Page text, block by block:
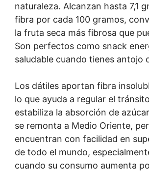
naturaleza. Alcanzan hasta 7,1
fibra por cada 100 gramos,
la fruta seca más fibrosa que
Son perfectos como snack
saludable cuando tienes antojo
Los dátiles aportan fibra
lo que ayuda a regular el
estabiliza la absorción de
se remonta a Medio Oriente,
encuentran con facilidad en
de todo el mundo,
cuando su consumo aumenta